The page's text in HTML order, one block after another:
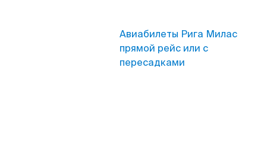
Авиабилеты Рига Милас
прямой рейс или с
пересадками